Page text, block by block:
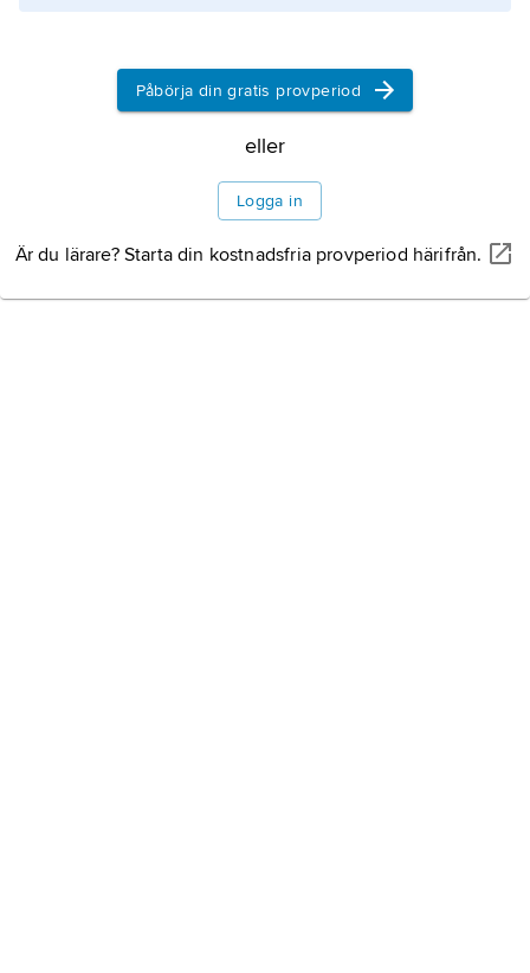
landskap på kontinenten lämnar stoff till
hennes dikter. Skrivkonstens och
(2000), som också handlar om
Påbörja din gratis provperiod
eller
Logga in
Är du lärare? Starta din kostnadsfria provperiod härifrån.